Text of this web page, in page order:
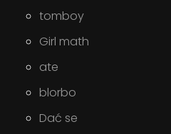
tomboy
Girl math
ate
blorbo
Dać se